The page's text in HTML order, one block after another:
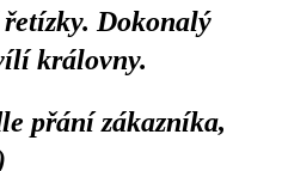
Dokonalý
královny.
přání zákazníka,